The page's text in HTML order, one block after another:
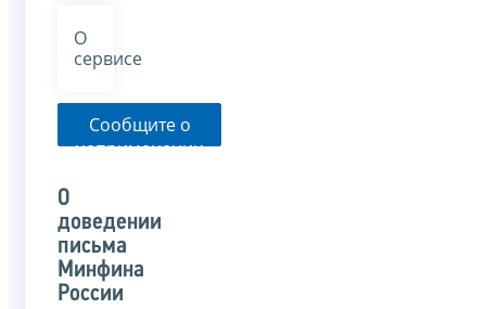
О
сервисе
Сообщите о
неприменении
указанного
письма
О
доведении
письма
Минфина
России